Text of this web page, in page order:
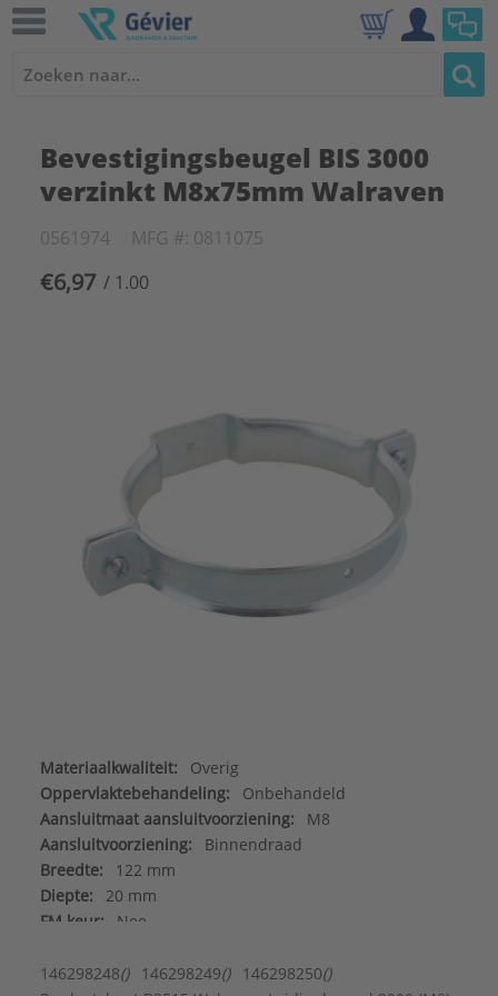
Bevestigingsbeugel BIS 3000
verzinkt M8x75mm Walraven
0561974 MFG #: 0811075
€6,97 / 1.00
Materiaalkwaliteit:
Overig
Oppervlaktebehandeling:
Onbehandeld
Aansluitmaat aansluitvoorziening:
M8
Aansluitvoorziening:
Binnendraad
Breedte:
122 mm
Diepte:
20 mm
FM keur:
Nee
Geschikt voor aluminium buis:
Nee
146298248() 146298249() 146298250()